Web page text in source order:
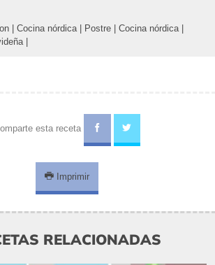
Cocina nórdica Postre Cocina nórdica
esta receta
Imprimir
RELACIONADAS